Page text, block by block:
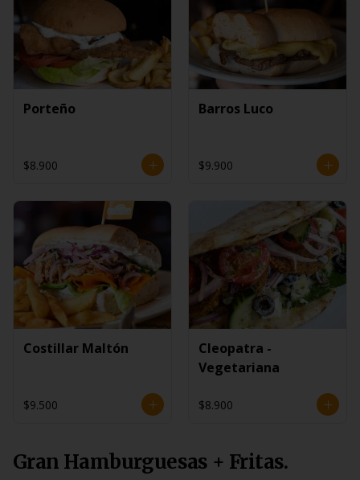
Porteño
$8.900
Barros Luco
$9.900
Costillar Maltón
$9.500
Cleopatra -
Vegetariana
$8.900
Gran Hamburguesas + Fritas.